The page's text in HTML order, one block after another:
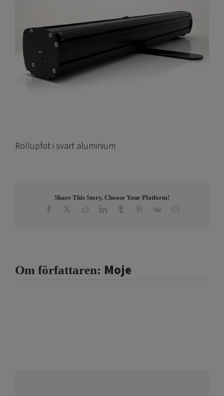
Rollupfot i svart aluminium
Share This Story, Choose Your Platform!
Facebook RedditLinkedInTumblr Pinterest
Vk E-
Om författaren: Moje